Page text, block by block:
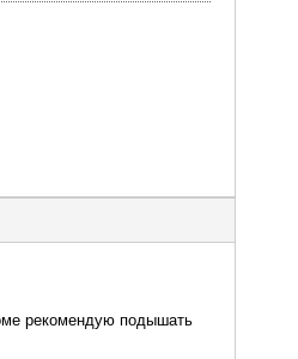
рекомендую подышать